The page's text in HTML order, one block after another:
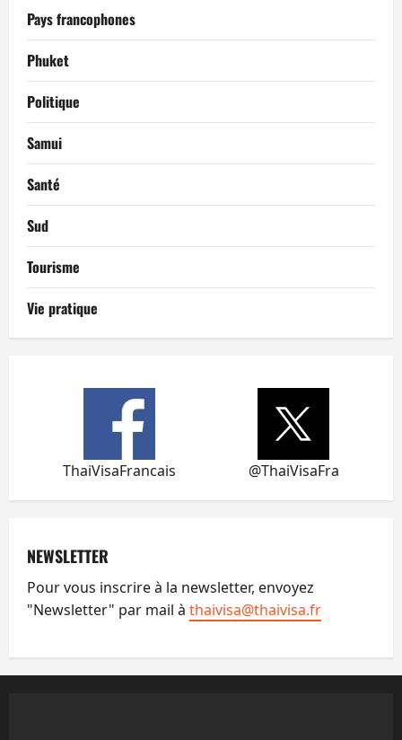
Pays francophones
Phuket
Politique
Samui
Santé
Sud
Tourisme
Vie pratique
ThaiVisaFrancais @ThaiVisaFra
NEWSLETTER
Pour vous inscrire à la newsletter, envoyez
"Newsletter" par mail à thaivisa@thaivisa.fr